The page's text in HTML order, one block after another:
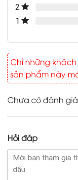
2
1
Chỉ những
sản phẩm này
Chưa có đánh
Hỏi đáp